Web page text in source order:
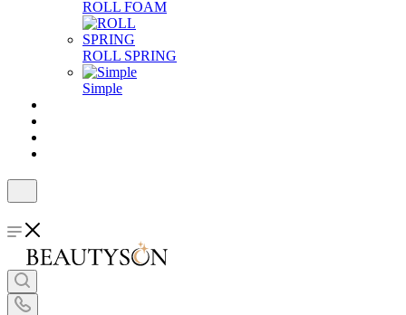
ROLL FOAM
ROLL SPRING
Simple